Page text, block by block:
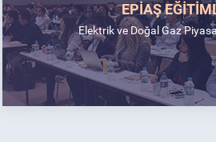
EPİAŞ
Elektrik ve Doğal Gaz